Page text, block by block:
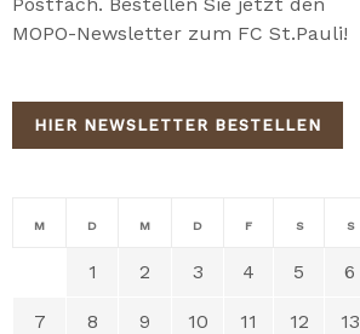
MOPO-Newsletter zum FC St.Pauli!
HIER NEWSLETTER BESTELLEN
M D M D F S S
1 2 3 4 5 6
7 8 9 10 11 12 13